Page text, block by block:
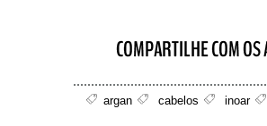
argan cabelos inoar